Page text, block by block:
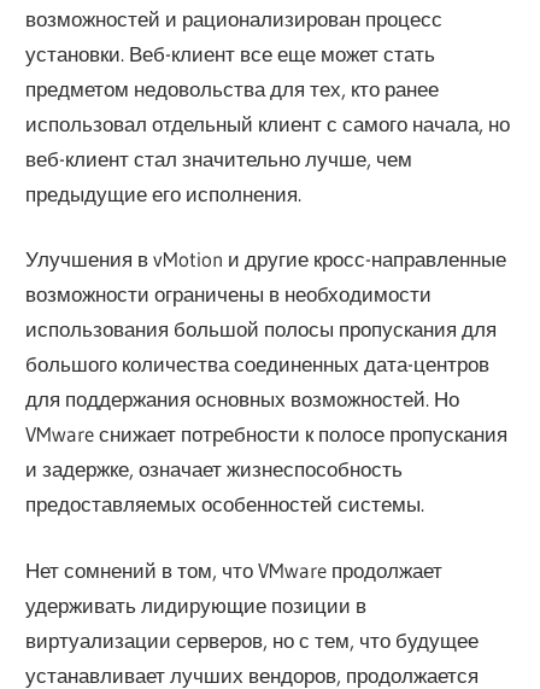
возможностей и рационализирован процесс
установки. Веб-клиент все еще может стать
предметом недовольства для тех, кто ранее
использовал отдельный клиент с самого начала, но
веб-клиент стал значительно лучше, чем
предыдущие его исполнения.
Улучшения в vMotion и другие кросс-направленные
возможности ограничены в необходимости
использования большой полосы пропускания для
большого количества соединенных дата-центров
для поддержания основных возможностей. Но
VMware снижает потребности к полосе пропускания
и задержке, означает жизнеспособность
предоставляемых особенностей системы.
Нет сомнений в том, что VMware продолжает
удерживать лидирующие позиции в
виртуализации серверов, но с тем, что будущее
устанавливает лучших вендоров, продолжается